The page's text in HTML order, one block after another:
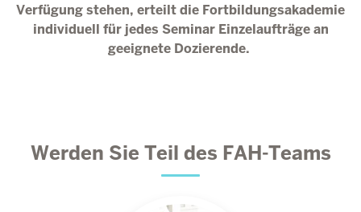
Verfügung stehen, erteilt die Fortbildungsakademie
individuell für jedes Seminar Einzelaufträge an
geeignete Dozierende.
Werden Sie Teil des FAH-Teams